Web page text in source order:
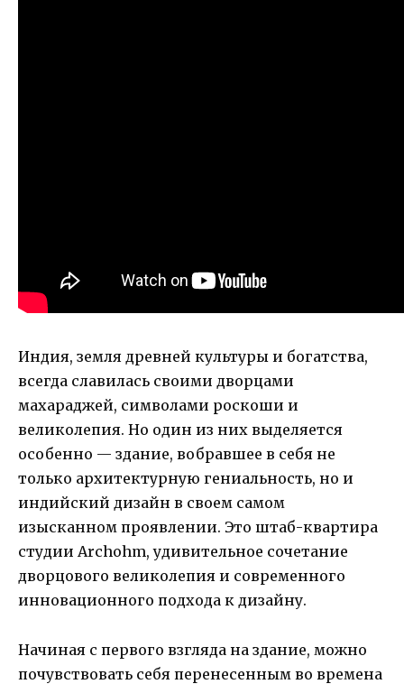
Индия, земля древней культуры и богатства,
всегда славилась своими дворцами
махараджей, символами роскоши и
великолепия. Но один из них выделяется
особенно — здание, вобравшее в себя не
только архитектурную гениальность, но и
индийский дизайн в своем самом
изысканном проявлении. Это штаб-квартира
студии Archohm, удивительное сочетание
дворцового великолепия и современного
инновационного подхода к дизайну.
Начиная с первого взгляда на здание, можно
почувствовать себя перенесенным во времена